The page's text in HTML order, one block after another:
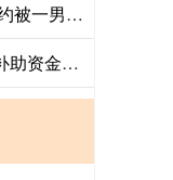
胜宇配资 1979年，上甘岭坑道女兵在纽约被一男子拦住，“我是你战俘”_詹姆斯_美军_审讯
易倍策略 超长期特别国债支持设备更新补助资金下达完毕